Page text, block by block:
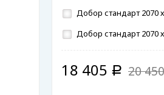
Добор стандарт 2070
Добор стандарт 2070
18 405 Р 20